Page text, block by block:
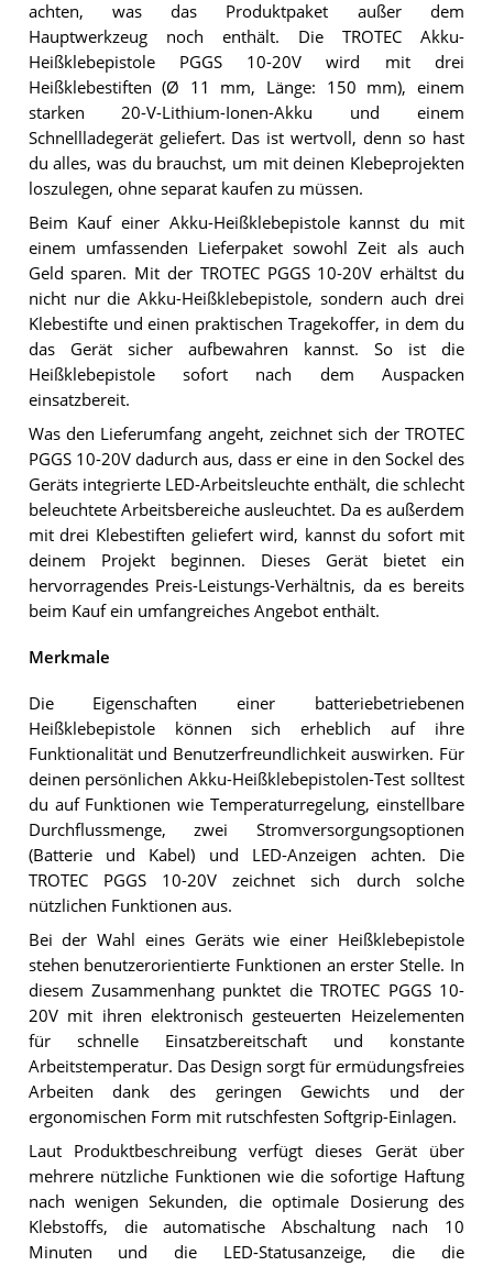
achten, was das Produktpaket außer dem
Hauptwerkzeug noch enthält. Die TROTEC Akku-
Heißklebepistole PGGS 10-20V wird mit drei
Heißklebestiften (Ø 11 mm, Länge: 150 mm), einem
starken 20-V-Lithium-Ionen-Akku und einem
Schnellladegerät geliefert. Das ist wertvoll, denn so hast
du alles, was du brauchst, um mit deinen Klebeprojekten
loszulegen, ohne separat kaufen zu müssen.
Beim Kauf einer Akku-Heißklebepistole kannst du mit
einem umfassenden Lieferpaket sowohl Zeit als auch
Geld sparen. Mit der TROTEC PGGS 10-20V erhältst du
nicht nur die Akku-Heißklebepistole, sondern auch drei
Klebestifte und einen praktischen Tragekoffer, in dem du
das Gerät sicher aufbewahren kannst. So ist die
Heißklebepistole sofort nach dem Auspacken
einsatzbereit.
Was den Lieferumfang angeht, zeichnet sich der TROTEC
PGGS 10-20V dadurch aus, dass er eine in den Sockel des
Geräts integrierte LED-Arbeitsleuchte enthält, die schlecht
beleuchtete Arbeitsbereiche ausleuchtet. Da es außerdem
mit drei Klebestiften geliefert wird, kannst du sofort mit
deinem Projekt beginnen. Dieses Gerät bietet ein
hervorragendes Preis-Leistungs-Verhältnis, da es bereits
beim Kauf ein umfangreiches Angebot enthält.
Merkmale
Die Eigenschaften einer batteriebetriebenen
Heißklebepistole können sich erheblich auf ihre
Funktionalität und Benutzerfreundlichkeit auswirken. Für
deinen persönlichen Akku-Heißklebepistolen-Test solltest
du auf Funktionen wie Temperaturregelung, einstellbare
Durchflussmenge, zwei Stromversorgungsoptionen
(Batterie und Kabel) und LED-Anzeigen achten. Die
TROTEC PGGS 10-20V zeichnet sich durch solche
nützlichen Funktionen aus.
Bei der Wahl eines Geräts wie einer Heißklebepistole
stehen benutzerorientierte Funktionen an erster Stelle. In
diesem Zusammenhang punktet die TROTEC PGGS 10-
20V mit ihren elektronisch gesteuerten Heizelementen
für schnelle Einsatzbereitschaft und konstante
Arbeitstemperatur. Das Design sorgt für ermüdungsfreies
Arbeiten dank des geringen Gewichts und der
ergonomischen Form mit rutschfesten Softgrip-Einlagen.
Laut Produktbeschreibung verfügt dieses Gerät über
mehrere nützliche Funktionen wie die sofortige Haftung
nach wenigen Sekunden, die optimale Dosierung des
Klebstoffs, die automatische Abschaltung nach 10
Minuten und die LED-Statusanzeige, die die